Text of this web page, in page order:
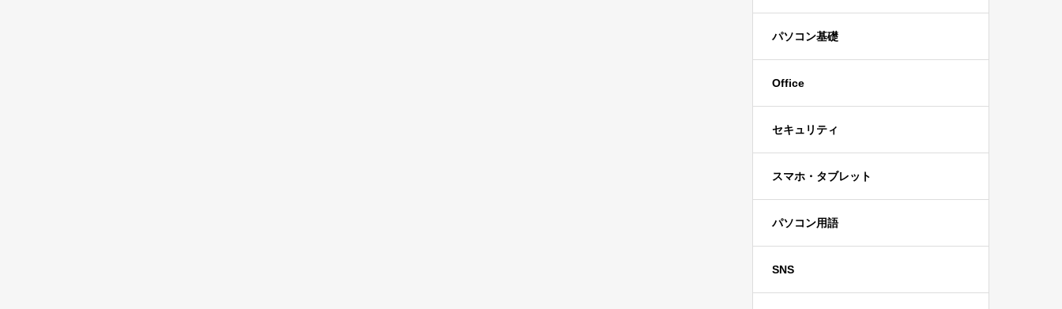
パソコン基礎
Office
セキュリティ
スマホ・タブレット
パソコン用語
SNS